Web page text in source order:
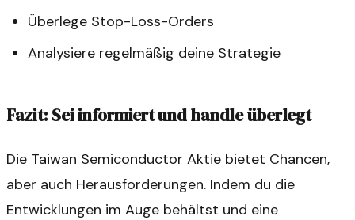
Überlege Stop-Loss-Orders
Analysiere regelmäßig deine Strategie
Fazit: Sei informiert und handle überlegt
Die Taiwan Semiconductor Aktie bietet Chancen,
aber auch Herausforderungen. Indem du die
Entwicklungen im Auge behältst und eine